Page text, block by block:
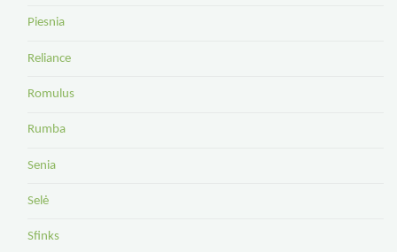
Piesnia
Reliance
Romulus
Rumba
Senia
Selė
Sfinks